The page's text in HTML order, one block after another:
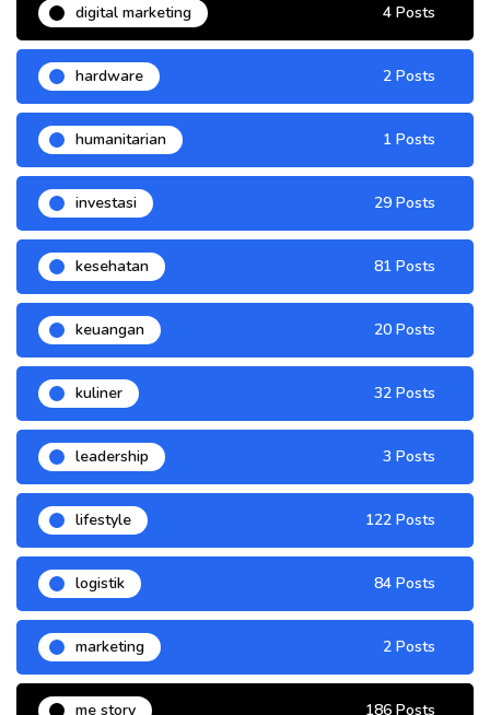
digital marketing 4 Posts
hardware 2 Posts
humanitarian 1 Posts
investasi 29 Posts
kesehatan 81 Posts
keuangan 20 Posts
kuliner 32 Posts
leadership 3 Posts
lifestyle 122 Posts
logistik 84 Posts
marketing 2 Posts
me story 186 Posts